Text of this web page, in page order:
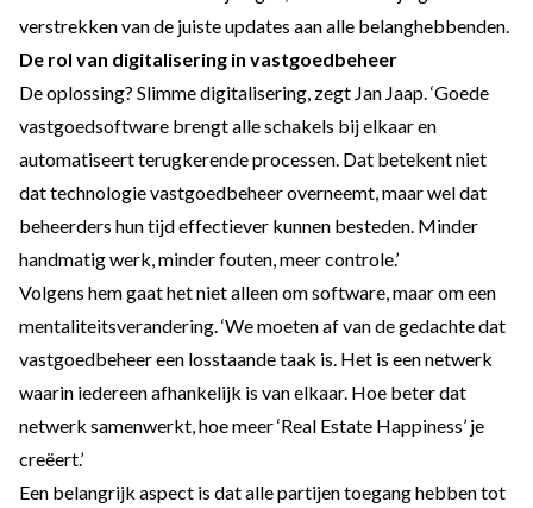
verstrekken van de juiste updates aan alle belanghebbenden.
De rol van digitalisering in vastgoedbeheer
De oplossing? Slimme digitalisering, zegt Jan Jaap. ‘Goede
vastgoedsoftware brengt alle schakels bij elkaar en
automatiseert terugkerende processen. Dat betekent niet
dat technologie vastgoedbeheer overneemt, maar wel dat
beheerders hun tijd effectiever kunnen besteden. Minder
handmatig werk, minder fouten, meer controle.’
Volgens hem gaat het niet alleen om software, maar om een
mentaliteitsverandering. ‘We moeten af van de gedachte dat
vastgoedbeheer een losstaande taak is. Het is een netwerk
waarin iedereen afhankelijk is van elkaar. Hoe beter dat
netwerk samenwerkt, hoe meer ‘Real Estate Happiness’ je
creëert.’
Een belangrijk aspect is dat alle partijen toegang hebben tot